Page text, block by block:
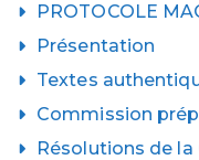
PROTOCOLE
Présentation
Textes
Commission
Résolutions de